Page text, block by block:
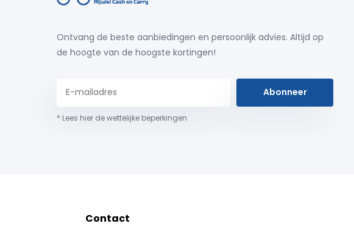
Ontvang de beste aanbiedingen en persoonlijk advies. Altijd op
de hoogte van de hoogste kortingen!
Abonneer
* Lees hier de wettelijke beperkingen
Contact